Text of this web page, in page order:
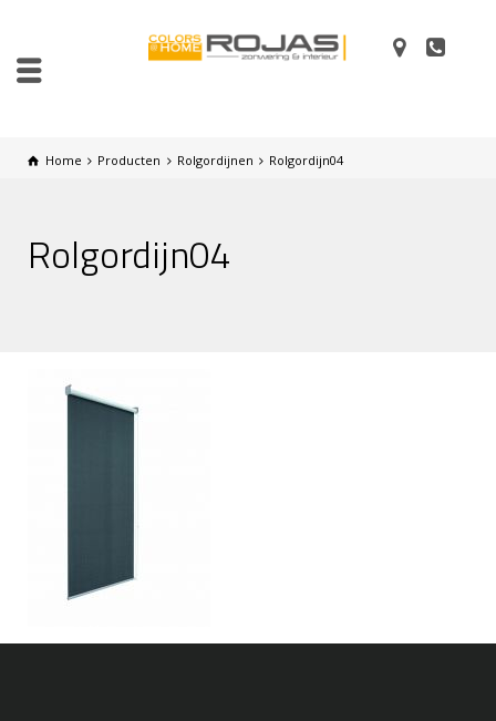
Home Producten Rolgordijnen Rolgordijn04
Rolgordijn04